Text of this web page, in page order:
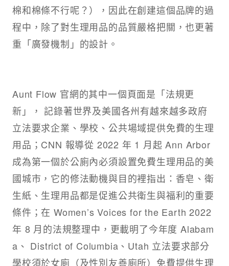
棉和棉條不行呢？），因此在創建這個品牌的過
程中，除了對生理用品的品質嚴格把關，也更著
重「廣發機制」的設計。
Aunt Flow 官網的其中一個頁面是「法規更
新」， 記錄著世界及美國各州有越來越多政府
立法要求企業、學校、公共場域提供免費的生理
用品；CNN 報導從 2022 年 1 月起 Ann Arbor
成為第一個於公廁內必須設置免費生理用品的美
國城市，它的修法動機與目的裡指出：香皂、衛
生紙、生理用品都是促進公共衛生與福利的重要
條件；在 Women’s Voices for the Earth 2022
年 8 月的法規整理中，更載明了今年度 Alabam
a、 District of Columbia、Utah 立法要求部分
學校須於女廁（及性別友善廁所）免費提供生理